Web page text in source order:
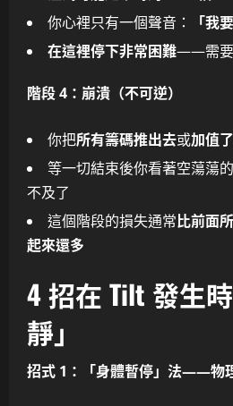
你心裡只有一個聲音：
「我
在這裡停下非常困難——需要
階段 4：崩潰（不可逆）
你把所有籌碼推出去或加值
等一切結束後你看著空蕩蕩
不及了
這個階段的損失通常比前面
起來還多
4 招在 Tilt 發生
靜」
招式 1：「身體暫停」法——物